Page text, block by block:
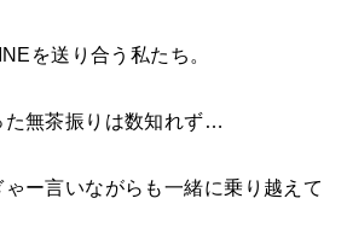
を送り合う私たち。
た無茶振りは数知れず…
ー言いながらも一緒に乗り越えて